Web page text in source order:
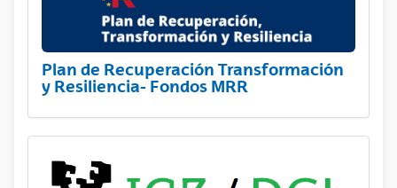
Plan de Recuperación Transformación
y Resiliencia- Fondos MRR